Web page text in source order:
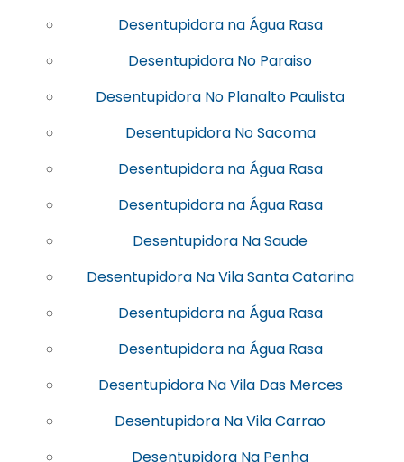
Desentupidora na Água Rasa
Desentupidora No Paraiso
Desentupidora No Planalto Paulista
Desentupidora No Sacoma
Desentupidora na Água Rasa
Desentupidora na Água Rasa
Desentupidora Na Saude
Desentupidora Na Vila Santa Catarina
Desentupidora na Água Rasa
Desentupidora na Água Rasa
Desentupidora Na Vila Das Merces
Desentupidora Na Vila Carrao
Desentupidora Na Penha